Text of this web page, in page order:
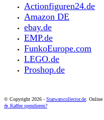
Actionfiguren24.de
Amazon DE
ebay.de
EMP.de
FunkoEurope.com
LEGO.de
Proshop.de
© Copyright 2026 - Starwarscollector.de .
☕ Kaffee spendieren?